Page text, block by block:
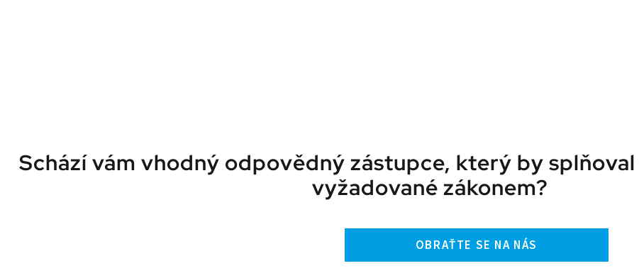
Schází vám vhodný odpovědný zástupce, který by
vyžadované zákonem?
OBRAŤTE SE NA NÁS